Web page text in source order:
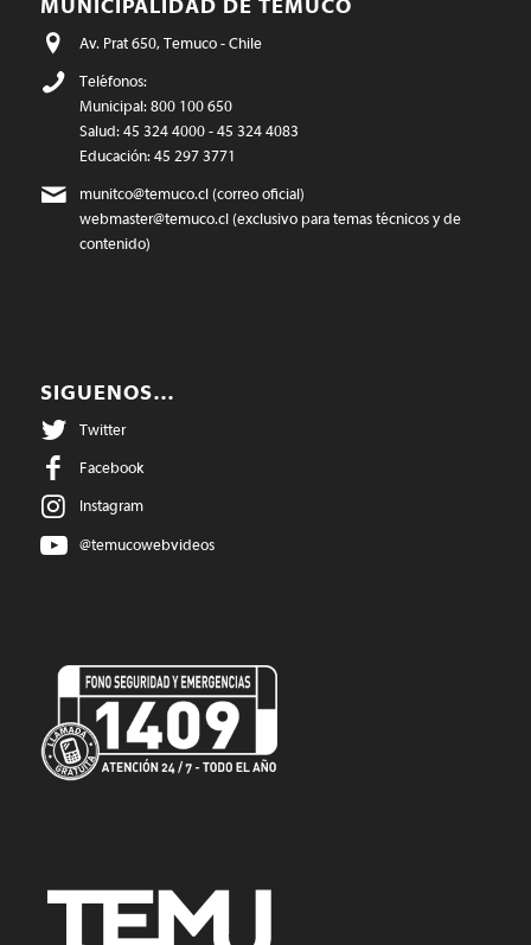
MUNICIPALIDAD DE TEMUCO
Av. Prat 650, Temuco - Chile
Teléfonos:
Municipal: 800 100 650
Salud: 45 324 4000 - 45 324 4083
Educación: 45 297 3771
munitco@temuco.cl(correo oficial)
webmaster@temuco.cl(exclusivo para temas técnicos y de
contenido)
SIGUENOS…
Twitter
Facebook
Instagram
@temucowebvideos